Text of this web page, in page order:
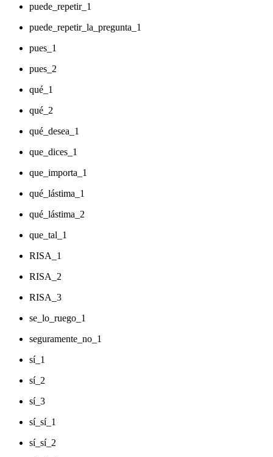
puede_repetir_1
puede_repetir_la_pregunta_1
pues_1
pues_2
qué_1
qué_2
qué_desea_1
que_dices_1
que_importa_1
qué_lástima_1
qué_lástima_2
que_tal_1
RISA_1
RISA_2
RISA_3
se_lo_ruego_1
seguramente_no_1
sí_1
sí_2
sí_3
sí_sí_1
sí_sí_2